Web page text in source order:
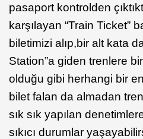
pasaport kontrolden
karşılayan “Train Ticket”
biletimizi alıp,bir alt kata
Station”a giden trenlere
olduğu gibi herhangi bir
bilet falan da almadan
sık sık yapılan
sıkıcı durumlar